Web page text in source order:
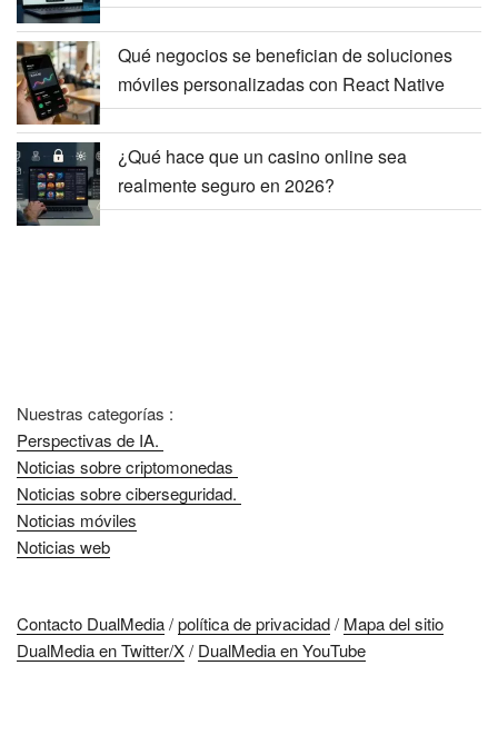
Qué negocios se benefician de soluciones
móviles personalizadas con React Native
¿Qué hace que un casino online sea
realmente seguro en 2026?
Nuestras categorías :
Perspectivas de IA.
Noticias sobre criptomonedas
Noticias sobre ciberseguridad.
Noticias móviles
Noticias web
Contacto DualMedia/política de privacidad/ Mapa del sitio
DualMedia en Twitter/X/ DualMedia en YouTube